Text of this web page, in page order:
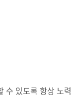
수 있도록 항상 노